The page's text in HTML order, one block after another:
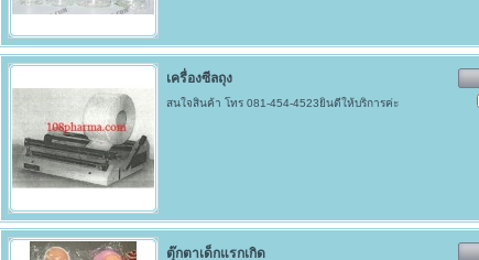
เครื่องซีลถุง
สนใจสินค้า โทร 081-454-4523ยินดีให้บริการค่ะ
ตุ๊กตาเด็กแรกเกิด